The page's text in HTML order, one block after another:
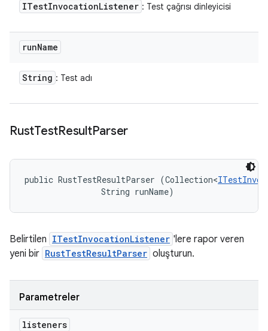
ITestInvocationListener : Test çağrısı dinleyicisi
runName
String : Test adı
RustTestResultParser
public RustTestResultParser (Collection<
                String runName)
Belirtilen ITestInvocationListener 'lere rapor veren
yeni bir RustTestResultParser oluşturun.
Parametreler
listeners